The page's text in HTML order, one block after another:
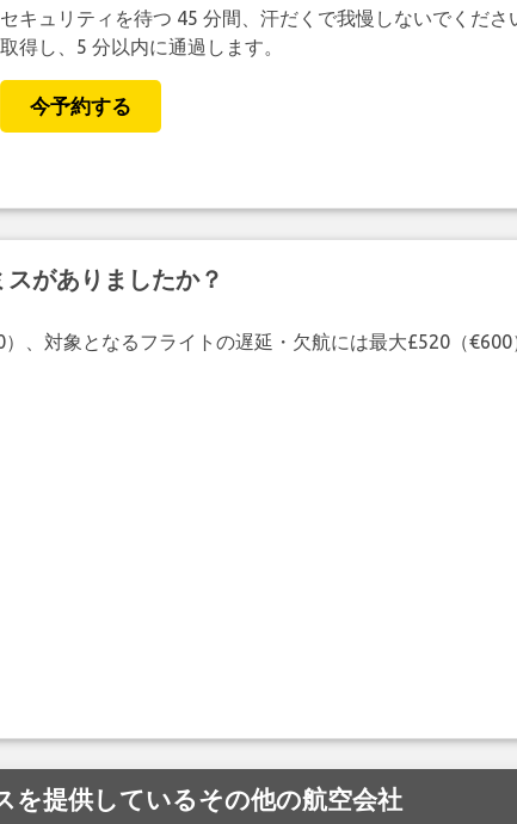
セキュリティを待つ 45 分間、汗だくで我慢しないでくださ
取得し、5 分以内に通過します。
今予約する
がありましたか？
、対象となるフライトの遅延・欠航には最大£520（€600
を提供しているその他の航空会社